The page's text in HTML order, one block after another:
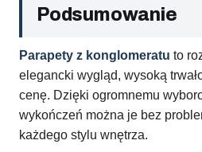
Podsumowanie
Parapety z konglomeratu to
elegancki wygląd, wysoką
cenę. Dzięki ogromnemu
wykończeń można je bez
każdego stylu wnętrza.